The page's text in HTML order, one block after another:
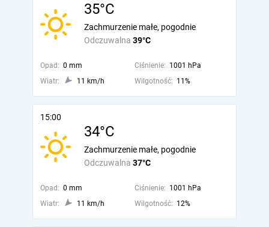
35°C
Odczuwalna 39°C
Zachmurzenie małe, pogodnie
Opad: 0 mm Ciśnienie: 1001 hPa
Wiatr:
11 km/h Wilgotność: 11%
15:00
34°C
Odczuwalna 37°C
Zachmurzenie małe, pogodnie
Opad: 0 mm Ciśnienie: 1001 hPa
Wiatr:
11 km/h Wilgotność: 12%